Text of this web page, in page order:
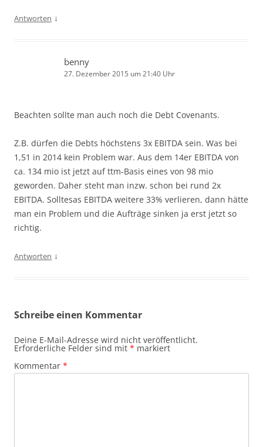
Antworten ↓
benny
27. Dezember 2015 um 21:40 Uhr
Beachten sollte man auch noch die Debt Covenants.
Z.B. dürfen die Debts höchstens 3x EBITDA sein. Was bei
1,51 in 2014 kein Problem war. Aus dem 14er EBITDA von
ca. 134 mio ist jetzt auf ttm-Basis eines von 98 mio
geworden. Daher steht man inzw. schon bei rund 2x
EBITDA. Solltesas EBITDA weitere 33% verlieren, dann hätte
man ein Problem und die Aufträge sinken ja erst jetzt so
richtig.
Antworten ↓
Schreibe einen Kommentar
Deine E-Mail-Adresse wird nicht veröffentlicht.
Erforderliche Felder sind mit * markiert
Kommentar *